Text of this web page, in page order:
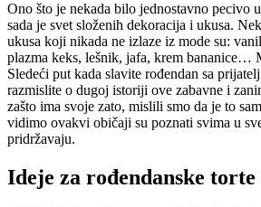
Ono što je nekada bilo jednostavno pecivo
sada je svet složenih dekoracija i ukusa.
ukusa koji nikada ne izlaze iz mode su:
plazma keks, lešnik, jafa, krem bananice…
Sledeći put kada slavite rođendan sa
razmislite o dugoj istoriji ove zabavne i
zašto ima svoje zato, mislili smo da je to
vidimo ovakvi običaji su poznati svima u
pridržavaju.
Ideje za rođendanske torte